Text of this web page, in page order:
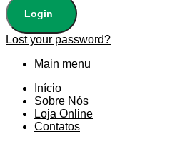
Login
Lost your password?
Main menu
Início
Sobre Nós
Loja Online
Contatos